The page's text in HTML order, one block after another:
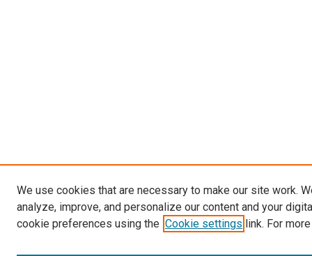
We use cookies that are necessary to make our site work.
analyze, improve, and personalize our content and your
cookie preferences using the Cookie settings link. For